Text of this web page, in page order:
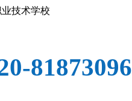
技术学校
81873096